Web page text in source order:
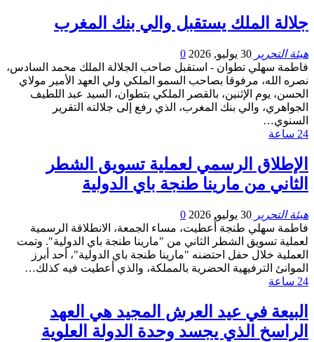
جلالة الملك يستقبل والي بنك المغرب
هيئة التحرير 30 يوليو, 2026
0
فاطمة سهلي تطوان - استقبل صاحب الجلالة الملك محمد السادس،
نصره الله، مرفوقا بصاحب السمو الملكي ولي العهد الأمير مولاي
الحسن، يوم الإثنين، بالقصر الملكي بتطوان، السيد عبد اللطيف
الجواهري، والي بنك المغرب، الذي رفع إلى جلالته التقرير
السنوي…
24 ساعة
الإطلاق الرسمي لعملية تسويق الشطر
الثاني من مارينا طنجة باي الدولية
هيئة التحرير 30 يوليو, 2026
0
فاطمة سهلي طنجة أُعطيت، مساء الجمعة، الانطلاقة الرسمية
لعملية تسويق الشطر الثاني من "مارينا طنجة باي الدولية". وتمت
العملية خلال حفل احتضنه "مارينا طنجة باي الدولية"، أحد أبرز
الموانئ الترفيهية الحضرية بالمملكة، والذي أعطيت فيه كذلك…
24 ساعة
البيعة في عيد العرش المجيد هي العهد
الراسخ الذي يجسد وحدة الدولة العلوية